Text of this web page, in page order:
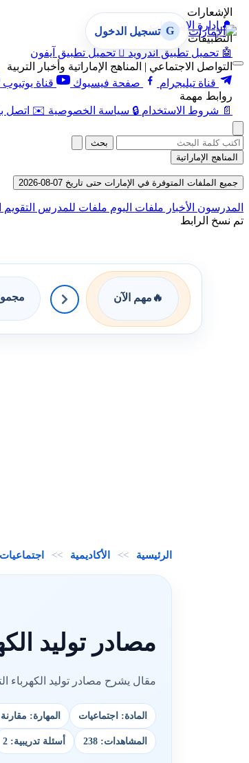
الإشعارات
🔔 إدارة الإشعارات
التطبيقات
🤖 تحميل تطبيق أندرويد  تحميل تطبيق آيفون
التواصل الاجتماعي | المناهج الإماراتية وأخبار التربية
قناة تيليجرام
صفحة فيسبوك قناة يوتيوب
روابط مهمة
📄 شروط الاستخدام 🔒 سياسة الخصوصية ✉️ اتصل
G تسجيل الدخول
بحث
المناهج الإماراتية
جميع الملفات المتوفرة في الإمارات حتى تاريخ 07-08-2026
المدرسون الأخبار ملفات اليوم ملفات للمدرس
تم نسخ الرابط
🔥 مهم الآن
الرئيسية >> الأكاديمية >> اجتماعيات
مصادر توليد
مقال يشرح مصادر توليد الكهرباء
المادة: اجتماعيات المهارة:
المشاهدات: 238 أسئلة تدريبية: 2